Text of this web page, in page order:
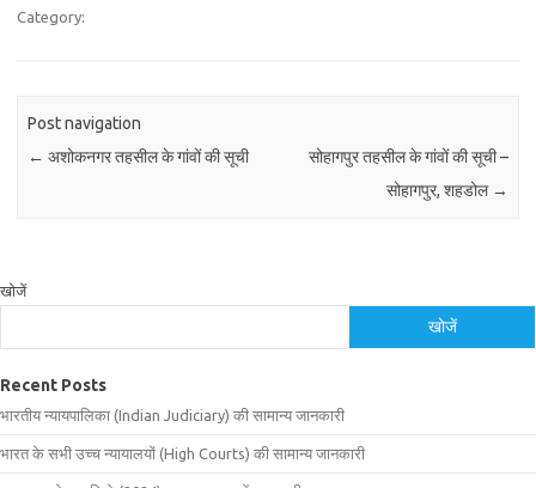
Category:
Post navigation
← अशोकनगर तहसील के गांवों की सूची
सोहागपुर तहसील के गांवों की सूची –
सोहागपुर, शहडोल →
खोजें
खोजें
Recent Posts
भारतीय न्यायपालिका (Indian Judiciary) की सामान्य जानकारी
भारत के सभी उच्च न्यायालयों (High Courts) की सामान्य जानकारी